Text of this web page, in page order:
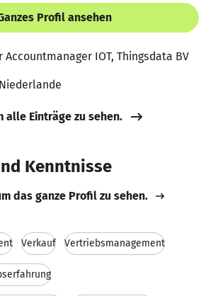
Profil ansehen
IOT, Thingsdata BV
alle Einträge zu sehen.
Kenntnisse
das ganze Profil zu sehen.
Verkauf Vertriebsmanagement